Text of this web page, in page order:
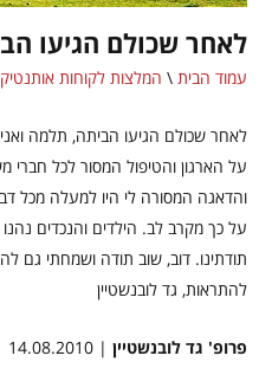
לאחר שכולם הגיעו
עמוד הבית \ המלצות לקוחות
לאחר שכולם הגיעו הביתה, תלמה
על הארגון והטיפול המסור לכל
והדאגה המסורה לי היו למעלה מכל
על כך מקרב לב. הילדים והנכדים
תודתינו. דוב, שוב תודה ושמחתי גם
להתראות, גד לובנשטיין
פרופ' גד לובנשטיין | 14.08.2010